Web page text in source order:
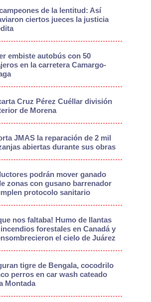
de la lentitud: Así
ciertos jueces la justicia
embiste autobús con 50
en la carretera Camargo-
Cruz Pérez Cuéllar división
de Morena
JMAS la reparación de 2 mil
abiertas durante sus obras
podrán mover ganado
zonas con gusano barrenador
protocolo sanitario
nos faltaba! Humo de llantas
forestales en Canadá y
el cielo de Juárez
tigre de Bengala, cocodrilo
perros en car wash cateado
Montada